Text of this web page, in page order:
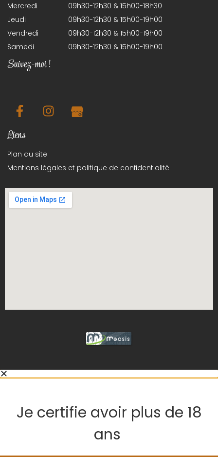
Mercredi
Jeudi
Vendredi
Samedi
09h30-12h30 & 15h00-18h30
09h30-12h30 & 15h00-19h00
09h30-12h30 & 15h00-19h00
09h30-12h30 & 15h00-19h00
Suivez-moi !
Liens
Plan du site
Mentions légales et politique de confidentialité
Je certifie avoir plus de 18
ans